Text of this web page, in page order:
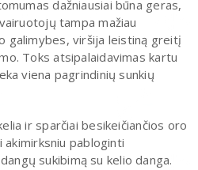
dažniausiai būna geras,
tampa mažiau
galimybes, viršija leistiną greitį
Toks atsipalaidavimas kartu
viena pagrindinių sunkių
ir sparčiai besikeičiančios oro
pabloginti
sukibimą su kelio danga.